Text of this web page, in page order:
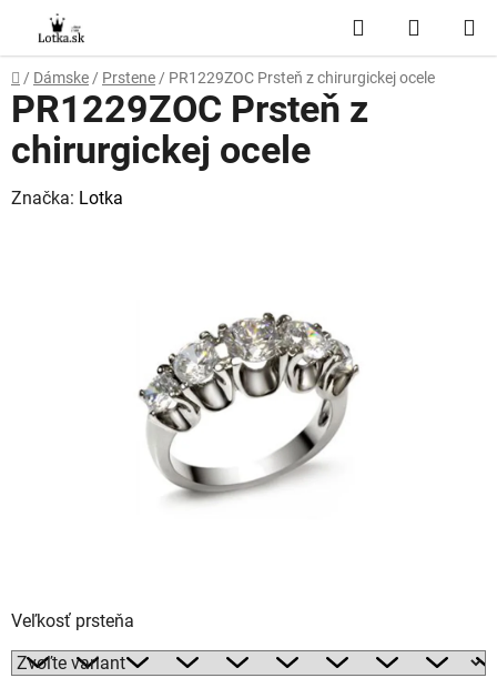
obsah
Hľadať
KOŠÍK
Domov
/ Dámske / Prstene / PR1229ZOC Prsteň z chirurgickej ocele
Veľkosť prsteňa
PR1229ZOC Prsteň z
chirurgickej ocele
Značka: Lotka